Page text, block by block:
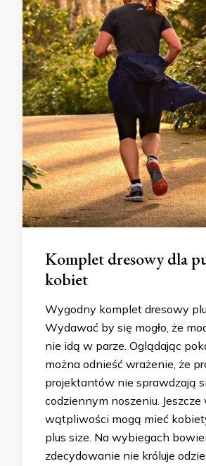
Komplet dresowy dla
kobiet
Wygodny komplet dresowy
Wydawać by się mogło, że
nie idą w parze. Oglądając
można odnieść wrażenie, że
projektantów nie sprawdzają
codziennym noszeniu. Jeszcze
wątpliwości mogą mieć
plus size. Na wybiegach
zdecydowanie nie króluje